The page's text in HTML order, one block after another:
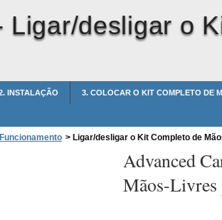
Ligar/desligar o
INSTALAÇÃO 3. COLOCAR O KIT COMPLETO DE
> Ligar/desligar o Kit Completo de
Advanced
Mãos-Livres